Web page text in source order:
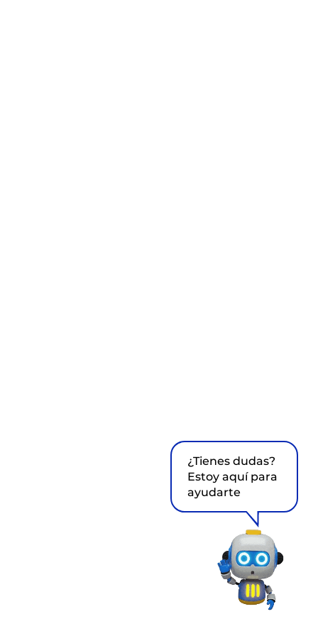
¿Tienes dudas?
Estoy aquí para
ayudarte